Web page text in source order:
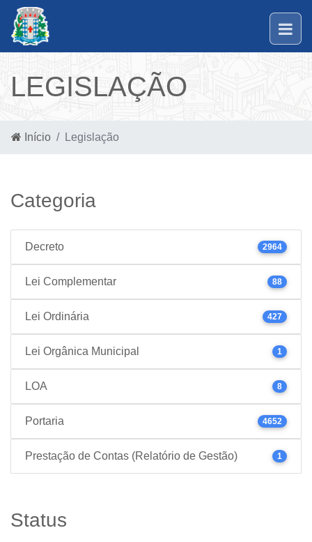
LEGISLAÇÃO
Início Legislação
Categoria
Decreto 2964
Lei Complementar 88
Lei Ordinária 427
Lei Orgânica Municipal 1
LOA 8
Portaria 4652
Prestação de Contas (Relatório de Gestão) 1
Status